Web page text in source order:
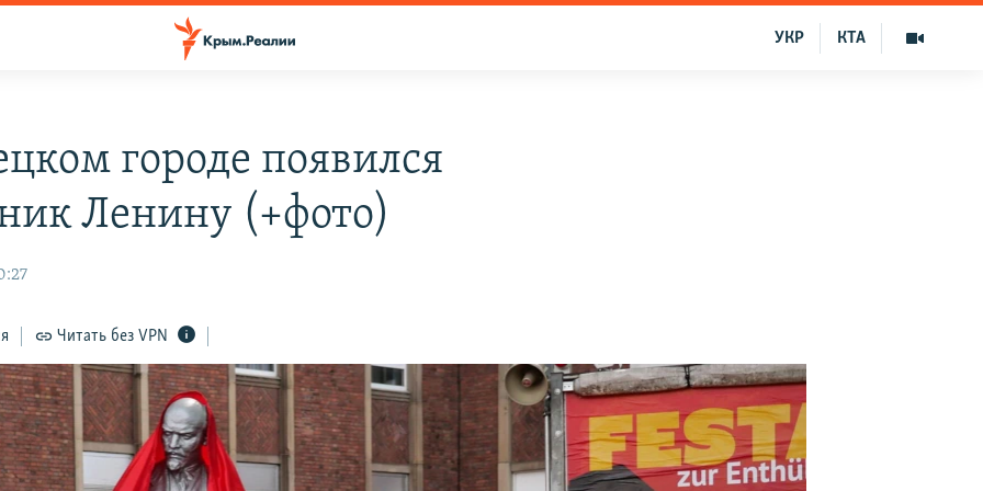
КТА
УКР
городе появился
Ленину (+фото)
Читать без VPN